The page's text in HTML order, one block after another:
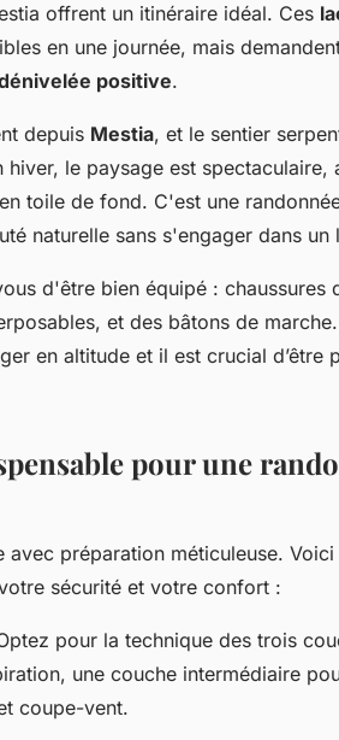
offrent un itinéraire idéal. Ces
en une journée, mais
positive.
depuis Mestia, et le sentier
hiver, le paysage est spectaculaire,
en toile de fond. C'est une
naturelle sans s'engager dans un
d'être bien équipé : chaussures
et des bâtons de
en altitude et il est crucial d’être
pour une
avec préparation méticuleuse.
sécurité et votre confort :
pour la technique des trois
une couche intermédiaire
coupe-vent.